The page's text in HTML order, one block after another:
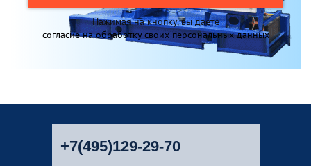
Нажимая на кнопку, вы даете
согласие на обработку своих персональных данных
+7(495)129-29-70